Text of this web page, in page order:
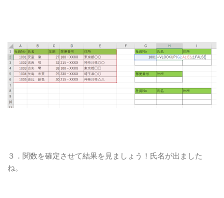
３．関数を確定させて結果を見ましょう！氏名が出ました
ね。